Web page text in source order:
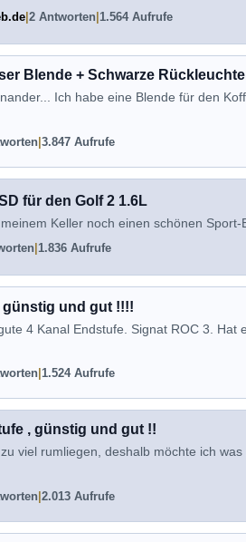
2 Antworten 1.564 Aufrufe
Blende + Schwarze
Ich habe eine Blende für den
3.847 Aufrufe
für den Golf 2 1.6L
Keller noch einen schönen
1.836 Aufrufe
günstig und gut !!!!
4 Kanal Endstufe. Signat ROC 3.
1.524 Aufrufe
, günstig und gut !!
viel rumliegen, deshalb möchte ich
2.013 Aufrufe